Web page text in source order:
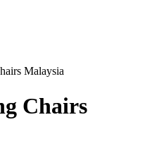
Malaysia
Chairs